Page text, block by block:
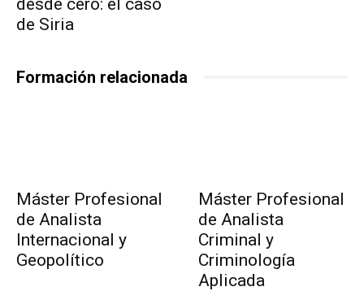
de Siria
Formación relacionada
Máster Profesional
de Analista
Internacional y
Geopolítico
Máster Profesional
de Analista
Criminal y
Criminología
Aplicada